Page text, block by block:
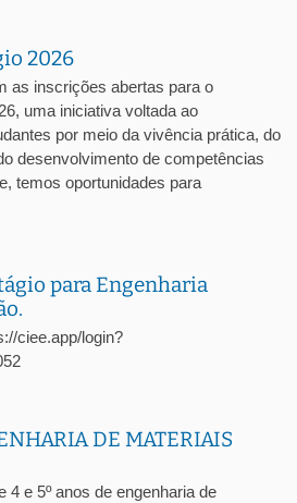
2026
as inscrições abertas para o
uma iniciativa voltada ao
por meio da vivência prática, do
desenvolvimento de competências
temos oportunidades para
para Engenharia
ciee.app/login?
DE MATERIAIS
4 e 5º anos de engenharia de